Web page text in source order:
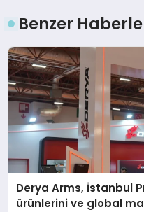
Benzer
Derya Arms, İstanbul
ürünlerini ve global